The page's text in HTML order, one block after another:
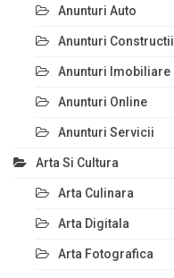
Anunturi Auto
Anunturi Constructii
Anunturi Imobiliare
Anunturi Online
Anunturi Servicii
Arta Si Cultura
Arta Culinara
Arta Digitala
Arta Fotografica